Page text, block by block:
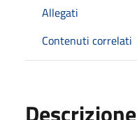
Allegati
Contenuti correlati